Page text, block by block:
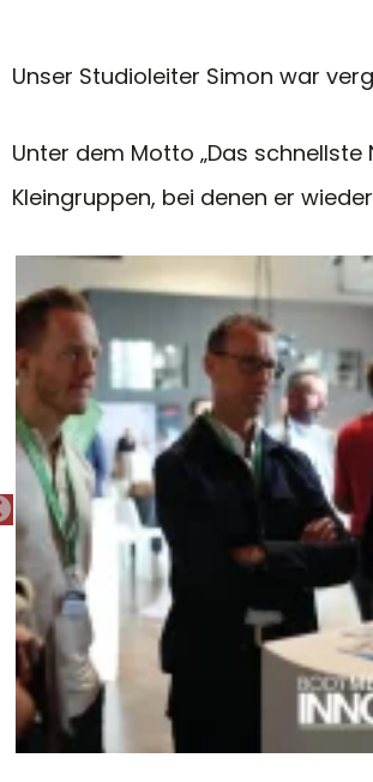
Unser Studioleiter Simon war
Unter dem Motto „Das
Kleingruppen, bei denen er
PREVIOUS